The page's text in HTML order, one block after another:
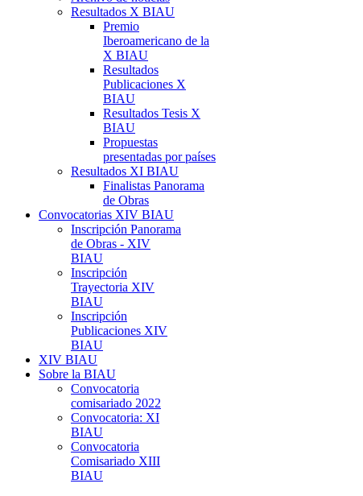
Resultados X BIAU
Premio
Iberoamericano de la
X BIAU
Resultados
Publicaciones X
BIAU
Resultados Tesis X
BIAU
Propuestas
presentadas por países
Resultados XI BIAU
Finalistas Panorama
de Obras
Convocatorias XIV BIAU
Inscripción Panorama
de Obras - XIV
BIAU
Inscripción
Trayectoria XIV
BIAU
Inscripción
Publicaciones XIV
BIAU
XIV BIAU
Sobre la BIAU
Convocatoria
comisariado 2022
Convocatoria: XI
BIAU
Convocatoria
Comisariado XIII
BIAU